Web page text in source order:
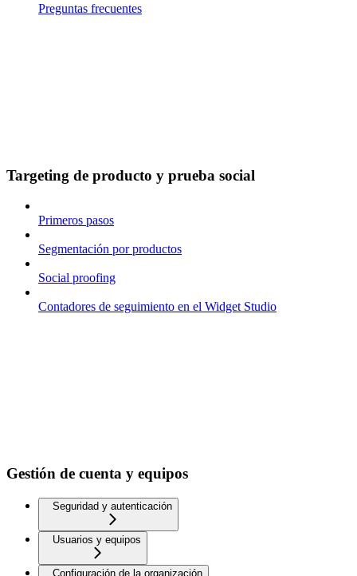
Preguntas frecuentes
Targeting de producto y prueba social
Primeros pasos
Segmentación por productos
Social proofing
Contadores de seguimiento en el Widget Studio
Gestión de cuenta y equipos
Seguridad y autenticación
Usuarios y equipos
Configuración de la organización